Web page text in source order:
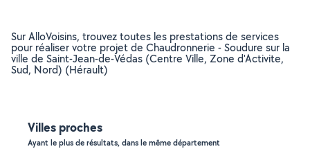
Sur AlloVoisins, trouvez toutes les prestations de services
pour réaliser votre projet de Chaudronnerie - Soudure sur la
ville de Saint-Jean-de-Védas (Centre Ville, Zone d'Activite,
Sud, Nord) (Hérault)
Villes proches
Ayant le plus de résultats, dans le même département